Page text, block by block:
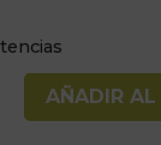
AÑADIR AL